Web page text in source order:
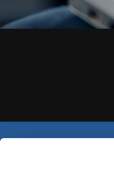
Edificio 3Q. Camino de